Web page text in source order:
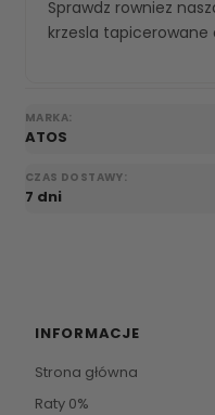
Sprawdz rowniez
krzesla tapicerowane
MARKA:
ATOS
CZAS DOSTAWY:
7 dni
INFORMACJE
Strona główna
Raty 0%